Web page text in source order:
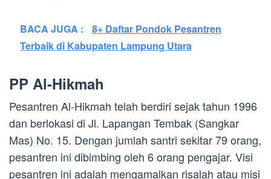
BACA JUGA :
8+ Daftar Pondok Pesantren
Terbaik di Kabupaten Lampung Utara
PP Al-Hikmah
Pesantren Al-Hikmah telah berdiri sejak tahun 1996
dan berlokasi di Jl. Lapangan Tembak (Sangkar
Mas) No. 15. Dengan jumlah santri sekitar 79 orang,
pesantren ini dibimbing oleh 6 orang pengajar. Visi
pesantren ini adalah mengamalkan risalah atau misi